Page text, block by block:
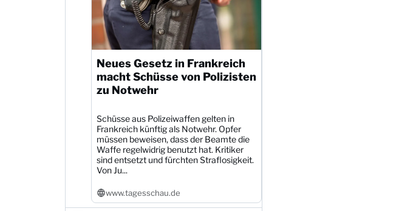
Neues Gesetz in Frankreich
macht Schüsse von Polizisten
zu Notwehr
Schüsse aus Polizeiwaffen gelten in
Frankreich künftig als Notwehr. Opfer
müssen beweisen, dass der Beamte die
Waffe regelwidrig benutzt hat. Kritiker
sind entsetzt und fürchten Straflosigkeit.
Von Ju...
www.tagesschau.de